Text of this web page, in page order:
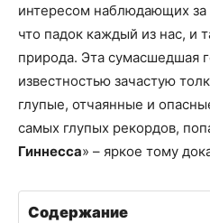
интересом наблюдающих за
что падок каждый из нас, и
природа. Эта сумасшедшая
известностью зачастую
глупые, отчаянные и
самых глупых рекордов,
Гиннесса» – яркое тому
Содержание